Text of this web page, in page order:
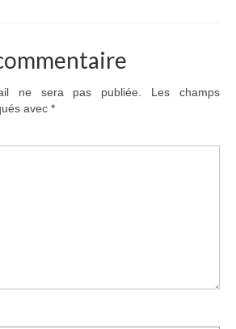
ne sera pas publiée.
Les champs
avec *